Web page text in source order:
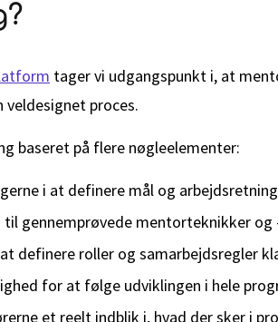
tager vi udgangspunkt i, at
proces.
baseret på flere nøgleelementer:
i at definere mål og
til gennemprøvede mentorteknikker
definere roller og samarbejdsregler
for at følge udviklingen i hele
et reelt indblik i, hvad der sker i